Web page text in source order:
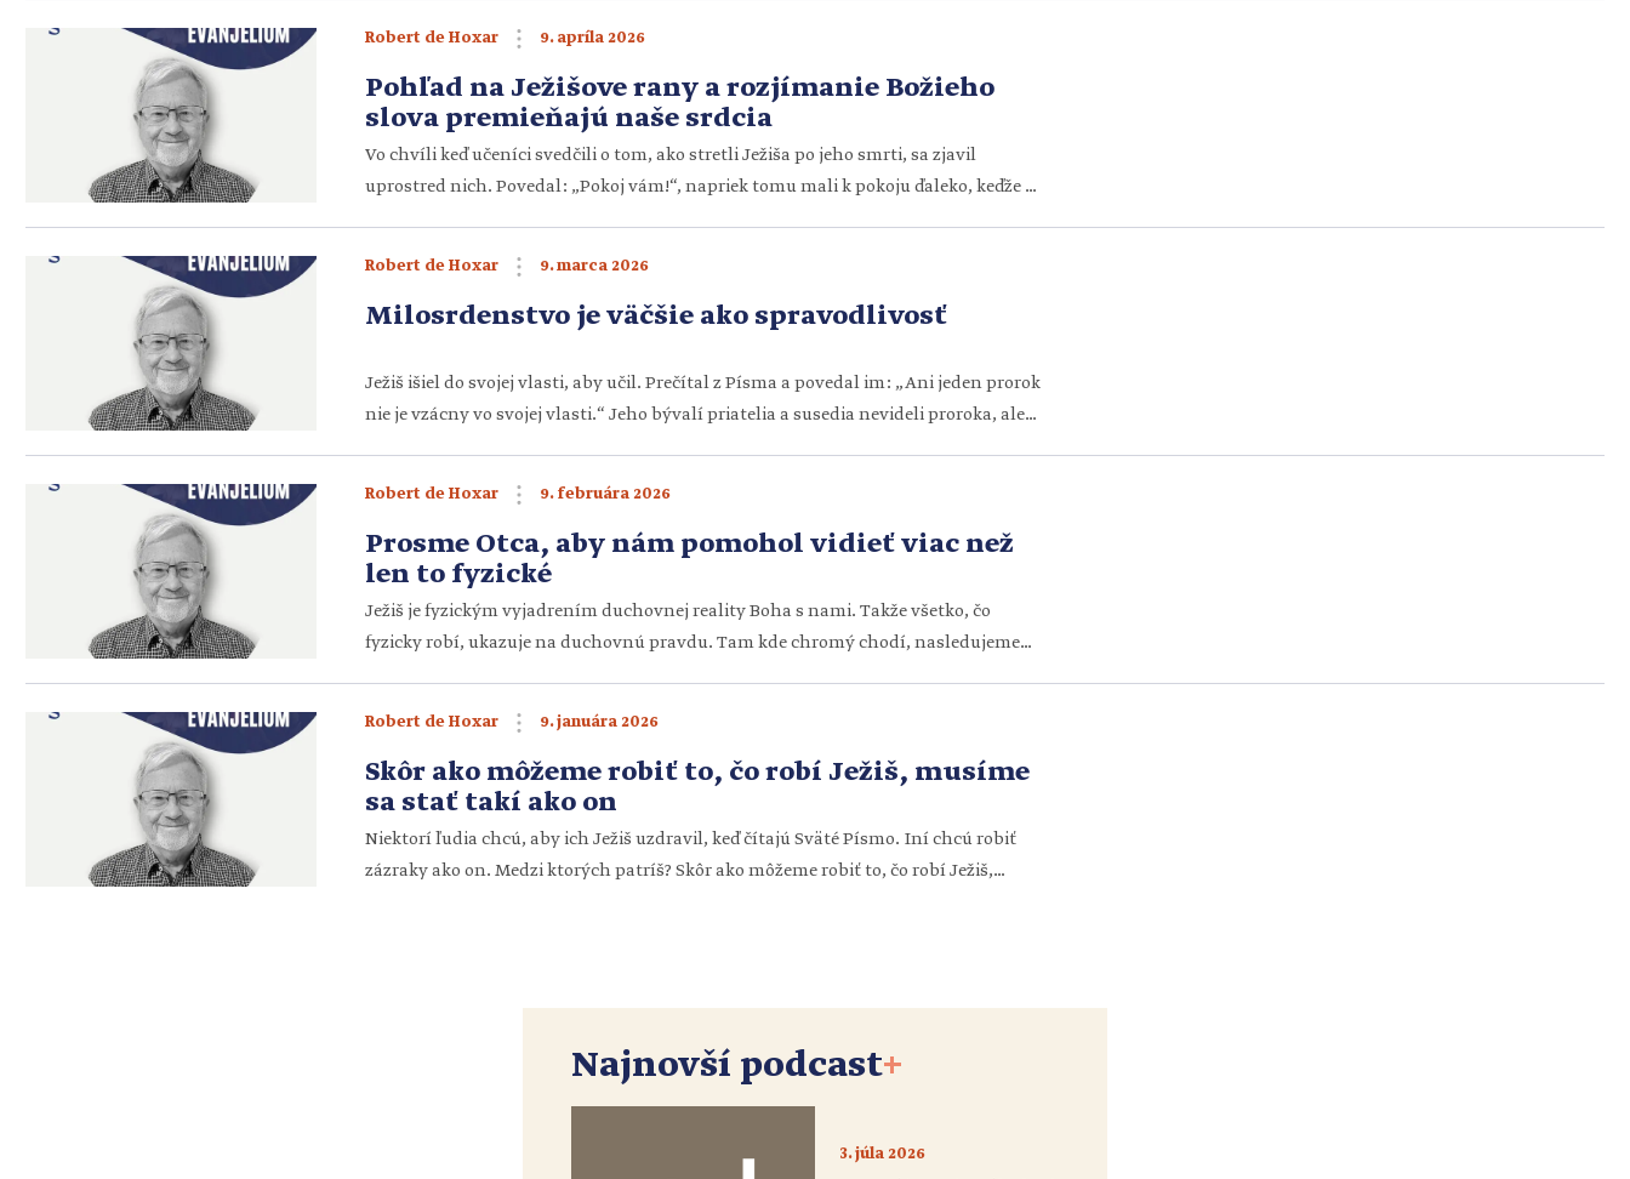
Budeme sa priateliť s […]
Pohľad na Ježišove rany a rozjímanie Božieho
slova premieňajú naše srdcia
Robert de Hoxar 9. apríla 2026
Vo chvíli keď učeníci svedčili o tom, ako stretli Ježiša po jeho smrti, sa zjavil
uprostred nich. Povedal: „Pokoj vám!“, napriek tomu mali k pokoju ďaleko, keďže si
Milosrdenstvo je väčšie ako spravodlivosť
Robert de Hoxar 9. marca 2026
Ježiš išiel do svojej vlasti, aby učil. Prečítal z Písma a povedal im: „Ani jeden prorok
nie je vzácny vo svojej vlasti.“ Jeho bývalí priatelia a susedia nevideli proroka, ale
Prosme Otca, aby nám pomohol vidieť viac než
len to fyzické
Robert de Hoxar 9. februára 2026
Ježiš je fyzickým vyjadrením duchovnej reality Boha s nami. Takže všetko, čo
fyzicky robí, ukazuje na duchovnú pravdu. Tam kde chromý chodí, nasledujeme
pripomína, že sme oblečení […]
Skôr ako môžeme robiť to, čo robí Ježiš, musíme
sa stať takí ako on
Robert de Hoxar 9. januára 2026
Niektorí ľudia chcú, aby ich Ježiš uzdravil, keď čítajú Sväté Písmo. Iní chcú robiť
zázraky ako on. Medzi ktorých patríš? Skôr ako môžeme robiť to, čo robí Ježiš,
Najnovší podcast+
3. júla 2026